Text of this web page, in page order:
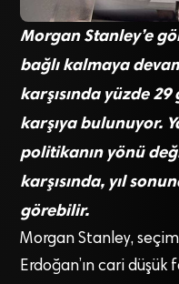
Morgan Stanley’e
bağlı kalmaya
karşısında yüzde
karşıya bulunuyor.
politikanın yönü
karşısında, yıl
görebilir.
Morgan Stanley,
Erdoğan’ın cari